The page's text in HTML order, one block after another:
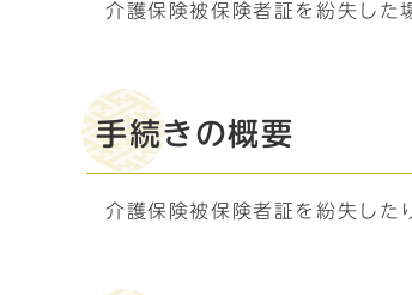
介護保険被保険者証を紛失した
手続きの概要
介護保険被保険者証を紛失した